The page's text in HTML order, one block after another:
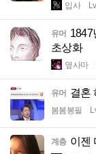
입사
유머 1847
초상화
옆사마
유머 결혼
봄봄봉필
계층 이젠